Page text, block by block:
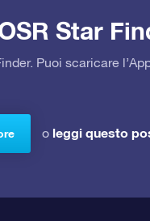
Star
Puoi scaricare
o leggi questo